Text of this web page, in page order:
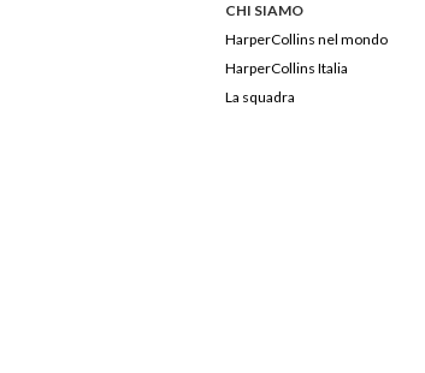
CHI SIAMO
HarperCollins nel mondo
HarperCollins Italia
La squadra